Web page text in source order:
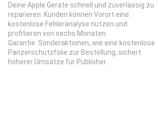
Deine Apple Geräte schnell und zuverlässig zu
reparieren. Kunden können Vorort eine
kostenlose Fehleranalyse nutzen und
profitieren von sechs Monaten
Garantie. Sonderaktionen, wie eine kostenlose
Panzerschutzfolie zur Bestellung, sichert
höherer Umsätze für Publisher.